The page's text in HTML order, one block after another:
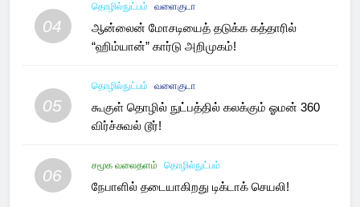
04
தொழில்நுட்பம் வளைகுடா
ஆன்லைன் மோசடியைத் தடுக்க கத்தாரில்
“ஹிம்யான்” கார்டு அறிமுகம்!
05
தொழில்நுட்பம் வளைகுடா
கூகுள் தொழில் நுட்பத்தில் கலக்கும் ஓமன் 360
விர்ச்சுவல் டூர்!
06
சமூக வலைதளம் தொழில்நுட்பம்
நேபாளில் தடையாகிறது டிக்டாக் செயலி!